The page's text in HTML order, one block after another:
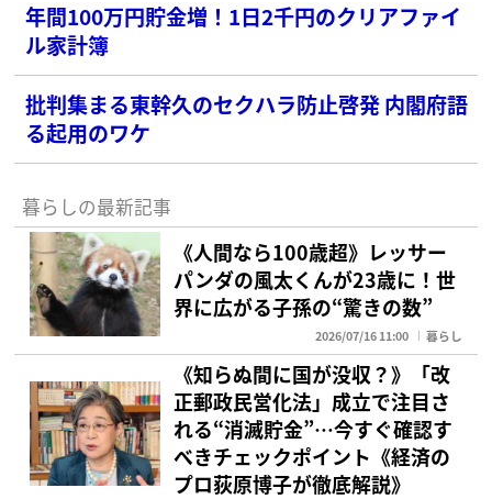
年間100万円貯金増！1日2千円のクリアファイ
ル家計簿
批判集まる東幹久のセクハラ防止啓発 内閣府語
る起用のワケ
暮らしの最新記事
《人間なら100歳超》レッサー
パンダの風太くんが23歳に！世
界に広がる子孫の“驚きの数”
2026/07/16 11:00 暮らし
《知らぬ間に国が没収？》「改
正郵政民営化法」成立で注目さ
れる“消滅貯金”…今すぐ確認す
べきチェックポイント《経済の
プロ荻原博子が徹底解説》